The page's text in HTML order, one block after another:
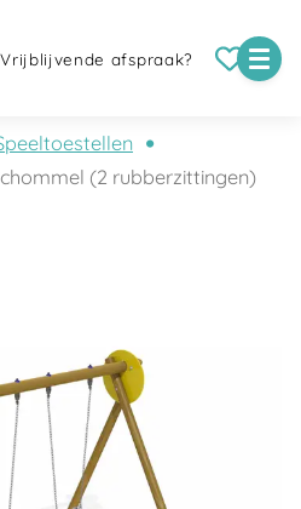
Vrijblijvende afspraak?
(2 rubberzittingen)